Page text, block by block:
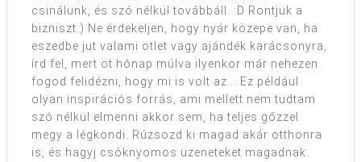
csinálunk, és szó nélkül továbbáll. :D Rontjuk a
bizniszt.) Ne érdekeljen, hogy nyár közepe van, ha
eszedbe jut valami ötlet vagy ajándék karácsonyra,
írd fel, mert öt hónap múlva ilyenkor már nehezen
fogod felidézni, hogy mi is volt az... Ez például
olyan inspirációs forrás, ami mellett nem tudtam
szó nélkül elmenni akkor sem, ha teljes gőzzel
megy a légkondi. Rúzsozd ki magad akár otthonra
is, és hagyj csóknyomos üzeneteket magadnak.